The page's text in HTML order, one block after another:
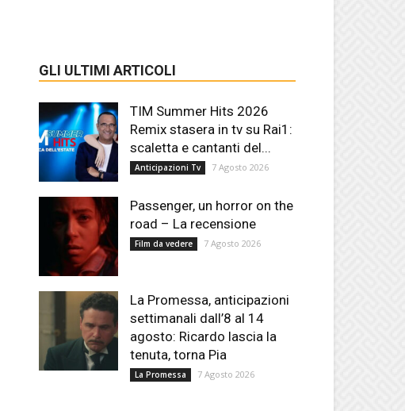
GLI ULTIMI ARTICOLI
TIM Summer Hits 2026
Remix stasera in tv su Rai1:
scaletta e cantanti del...
Anticipazioni Tv 7 Agosto 2026
Passenger, un horror on the
road – La recensione
Film da vedere 7 Agosto 2026
La Promessa, anticipazioni
settimanali dall’8 al 14
agosto: Ricardo lascia la
tenuta, torna Pia
La Promessa 7 Agosto 2026